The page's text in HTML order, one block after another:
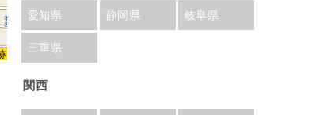
愛知県 静岡県 岐阜県
三重県
関西